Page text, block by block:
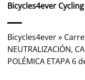
Bicycles4ever
Bicycles4ever»
NEUTRALIZACIÓN,
POLÉMICA ETAPA 6